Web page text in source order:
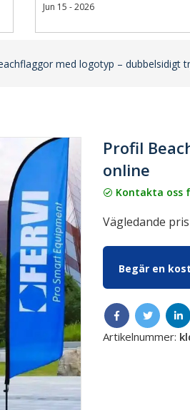
Jun 15 - 2026
med logotyp – dubbelsidigt
Profil
online
Kontakta oss
Vägledande pris
Begär en
Artikelnummer: